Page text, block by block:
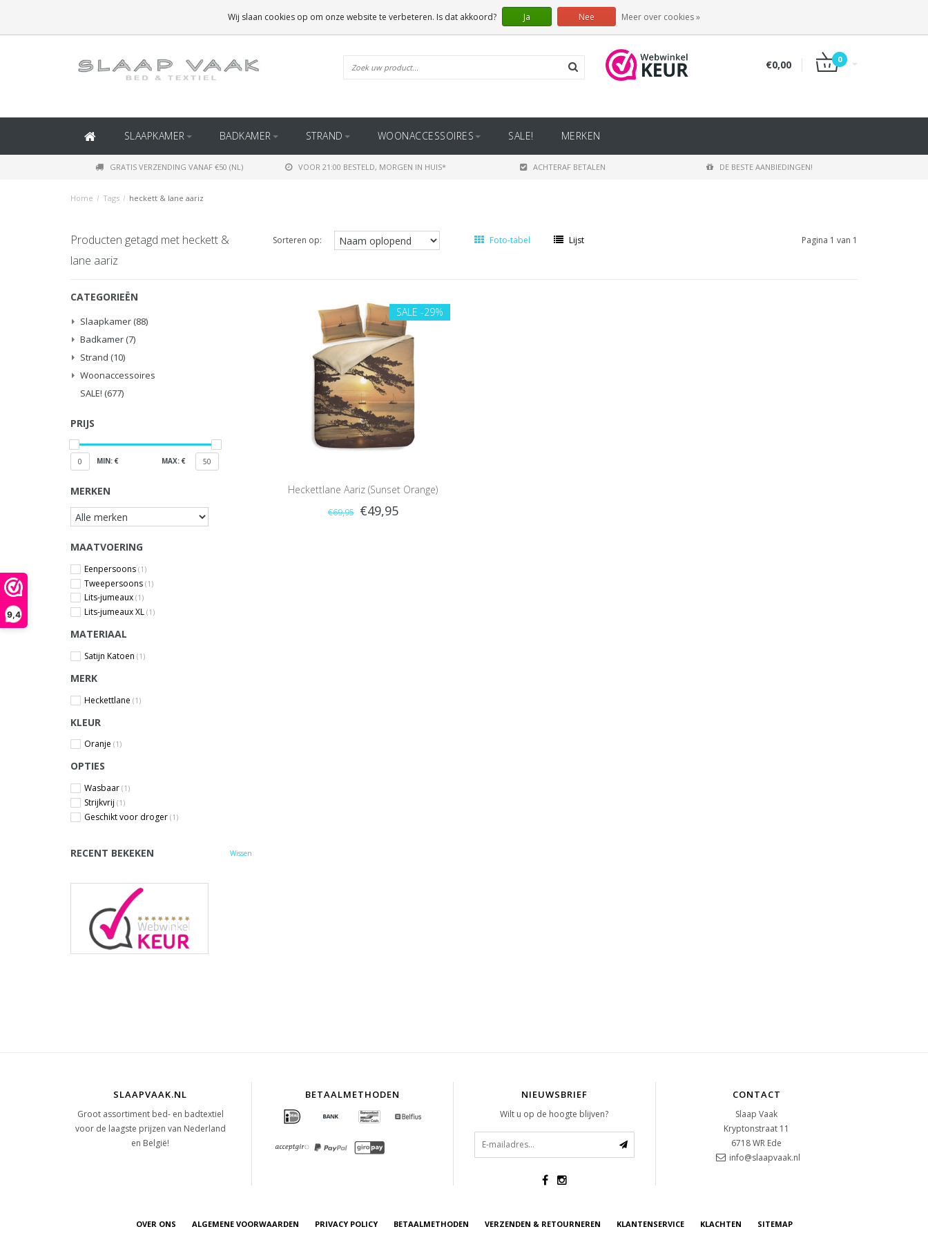
9,4
(BINNEN BELGIË)
€0,00 0
SLAAPKAMER BADKAMER STRAND WOONACCESSOIRES SALE! MERKEN
GRATIS VERZENDING VANAF €50 (NL) VOOR 21:00 BESTELD, MORGEN IN HUIS* ACHTERAF BETALEN DE BESTE AANBIEDINGEN!
Home / Tags / heckett & lane aariz
Producten getagd met heckett &
lane aariz
Sorteren op: Foto-tabel Lijst Pagina 1 van 1
CATEGORIEËN
Slaapkamer (88)
Badkamer (7)
Strand (10)
Woonaccessoires
SALE! (677)
PRIJS
0 MIN: € MAX: € 50
MERKEN
MAATVOERING
Eenpersoons (1)
Tweepersoons (1)
Lits-jumeaux (1)
Lits-jumeaux XL (1)
MATERIAAL
Satijn Katoen (1)
MERK
Heckettlane (1)
KLEUR
Oranje (1)
OPTIES
Wasbaar (1)
Strijkvrij (1)
Geschikt voor droger (1)
RECENT BEKEKEN Wissen
SALE -29%
Heckettlane Aariz (Sunset Orange)
€69,95 €49,95
SLAAPVAAK.NL
Groot assortiment bed- en badtextiel
voor de laagste prijzen van Nederland
en België!
BETAALMETHODEN NIEUWSBRIEF
Wilt u op de hoogte blijven?
CONTACT
Slaap Vaak
Kryptonstraat 11
6718 WR Ede
info@slaapvaak.nl
OVER ONS ALGEMENE VOORWAARDEN PRIVACY POLICY BETAALMETHODEN VERZENDEN & RETOURNEREN KLANTENSERVICE KLACHTEN SITEMAP
Wij slaan cookies op om onze website te verbeteren. Is dat akkoord? Ja Nee Meer over cookies »